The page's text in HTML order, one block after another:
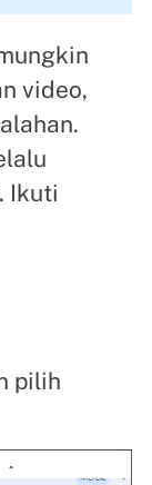
video,
Ikuti
pilih